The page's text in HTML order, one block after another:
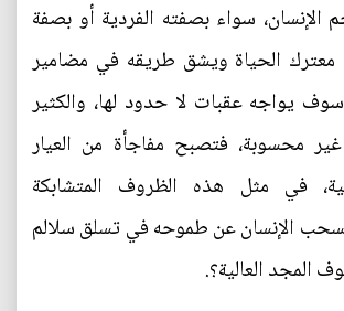
سواء بصفته الفردية أو بصفة
معترك الحياة ويشق طريقه في مضامير
سوف يواجه عقبات لا حدود لها، والكثير
محسوبة، فتصبح مفاجأة من العيار
في مثل هذه الظروف المتشابكة
الإنسان عن طموحه في تسلق سلالم
المجد العالية؟.